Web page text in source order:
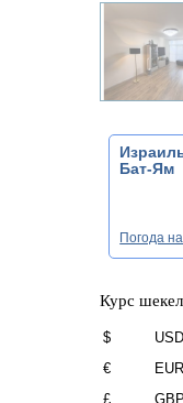
Бат-Ям
Погода
Курс
$ USD
€
£
GBP